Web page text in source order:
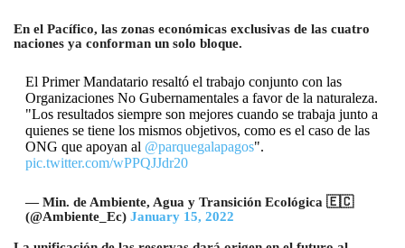
En el Pacífico, las zonas económicas exclusivas de las cuatro
naciones ya conforman un solo bloque.
El Primer Mandatario resaltó el trabajo conjunto con las
Organizaciones No Gubernamentales a favor de la naturaleza.
"Los resultados siempre son mejores cuando se trabaja junto a
quienes se tiene los mismos objetivos, como es el caso de las
ONG que apoyan al @parquegalapagos".
pic.twitter.com/wPPQJJdr20
— Min. de Ambiente, Agua y Transición Ecológica 🇪🇨
(@Ambiente_Ec) January 15, 2022